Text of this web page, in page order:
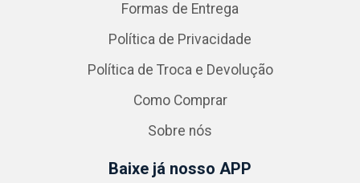
Formas de Entrega
Política de Privacidade
Política de Troca e Devolução
Como Comprar
Sobre nós
Baixe já nosso APP